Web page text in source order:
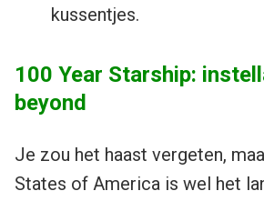
kussentjes.
100 Year Starship:
beyond
Je zou het haast vergeten,
States of America is wel het